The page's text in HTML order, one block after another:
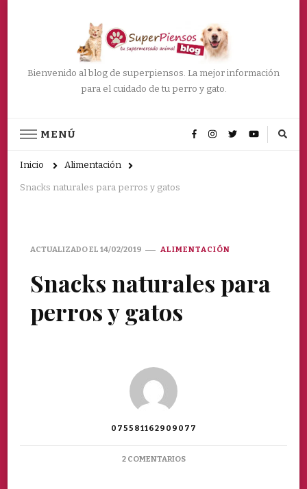
Bienvenido al blog de superpiensos. La mejor información
para el cuidado de tu perro y gato.
MENÚ
Inicio Alimentación
Snacks naturales para perros y gatos
ACTUALIZADO EL 14/02/2019 ALIMENTACIÓN
Snacks naturales para
perros y gatos
075581162909077
2 COMENTARIOSEN